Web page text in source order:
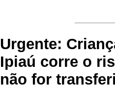
Urgente:
Ipiaú corre o
não for